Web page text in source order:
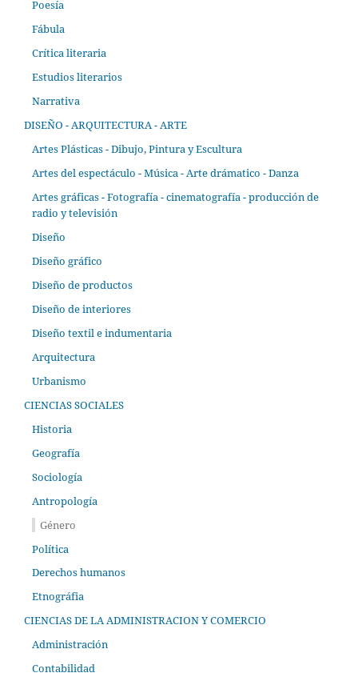
Poesía
Fábula
Crítica literaria
Estudios literarios
Narrativa
DISEÑO - ARQUITECTURA - ARTE
Artes Plásticas - Dibujo, Pintura y Escultura
Artes del espectáculo - Música - Arte drámatico - Danza
Artes gráficas - Fotografía - cinematografía - producción de
radio y televisión
Diseño
Diseño gráfico
Diseño de productos
Diseño de interiores
Diseño textil e indumentaria
Arquitectura
Urbanismo
CIENCIAS SOCIALES
Historia
Geografía
Sociología
Antropología
Género
Política
Derechos humanos
Etnográfia
CIENCIAS DE LA ADMINISTRACION Y COMERCIO
Administración
Contabilidad